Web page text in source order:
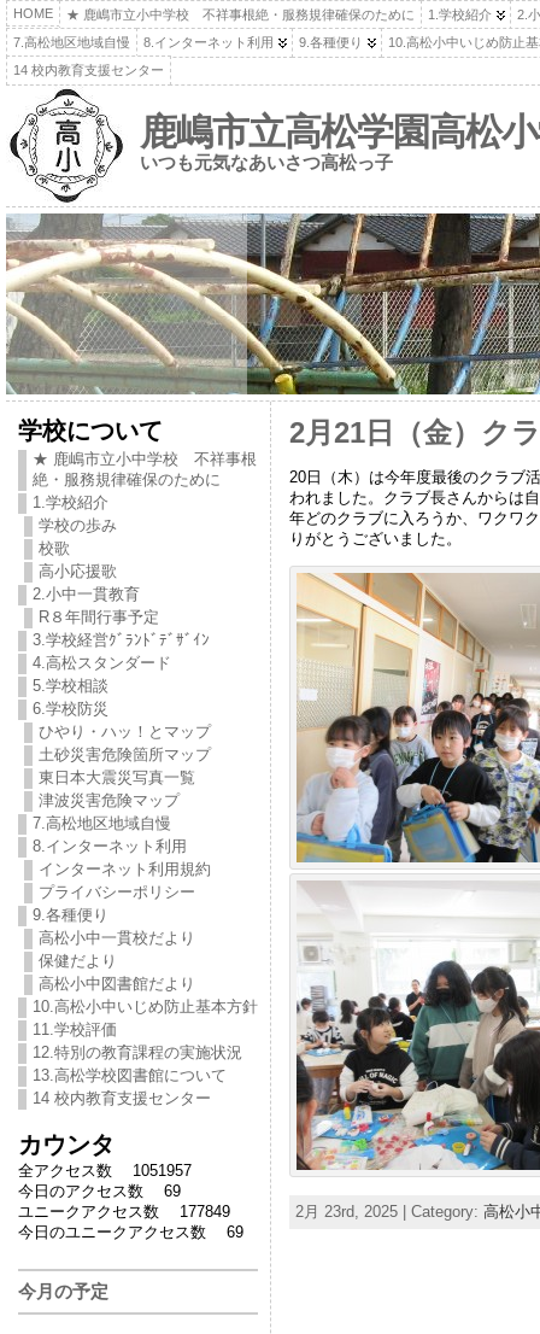
HOME ★ 鹿嶋市立小中学校 不祥事根絶・服務規律確保のために 1.学校紹介
2.
7.高松地区地域自慢
8.インターネット利用 9.各種便り
10.高松小中いじめ防止
14 校内教育支援センター
鹿嶋市立高松学園高松
いつも元気なあいさつ高松っ子
学校について
★ 鹿嶋市立小中学校 不祥事根
絶・服務規律確保のために
1.学校紹介
学校の歩み
校歌
高小応援歌
2.小中一貫教育
R８年間行事予定
3.学校経営ｸﾞﾗﾝﾄﾞﾃﾞｻﾞｲﾝ
4.高松スタンダード
5.学校相談
6.学校防災
ひやり・ハッ！とマップ
土砂災害危険箇所マップ
東日本大震災写真一覧
津波災害危険マップ
7.高松地区地域自慢
8.インターネット利用
インターネット利用規約
プライバシーポリシー
9.各種便り
高松小中一貫校だより
保健だより
高松小中図書館だより
10.高松小中いじめ防止基本方針
11.学校評価
12.特別の教育課程の実施状況
13.高松学校図書館について
14 校内教育支援センター
カウンタ
全アクセス数 1051957
今日のアクセス数 69
ユニークアクセス数 177849
今日のユニークアクセス数 69
今月の予定
2月21日（金）ク
20日（木）は今年度最後のクラブ
われました。クラブ長さんからは
年どのクラブに入ろうか、ワクワ
りがとうございました。
2月 23rd, 2025 | Category: 高松小